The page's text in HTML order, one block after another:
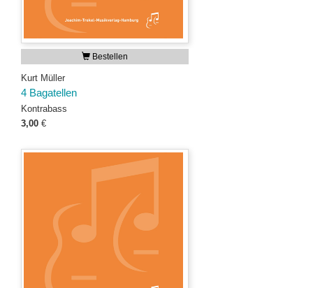
Bestellen
Kurt Müller
4 Bagatellen
Kontrabass
3,00 €